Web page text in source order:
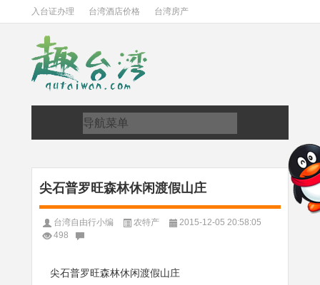
入台证办理 台湾酒店价格 台湾房产
尖石普罗旺森林休闲渡假山庄
台湾自由行小编 农特产
2015-12-05 20:58:05
498
尖石普罗旺森林休闲渡假山庄